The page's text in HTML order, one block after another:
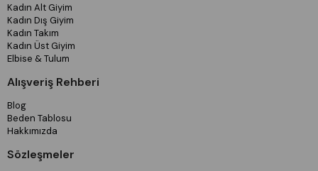
Kadın Alt Giyim
Kadın Dış Giyim
Kadın Takım
Kadın Üst Giyim
Elbise & Tulum
Alışveriş Rehberi
Blog
Beden Tablosu
Hakkımızda
Sözleşmeler